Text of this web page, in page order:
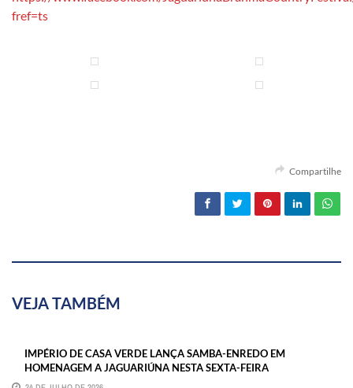
fref=ts
Compartilhe
VEJA TAMBÉM
IMPÉRIO DE CASA VERDE LANÇA SAMBA-ENREDO EM
HOMENAGEM A JAGUARIÚNA NESTA SEXTA-FEIRA